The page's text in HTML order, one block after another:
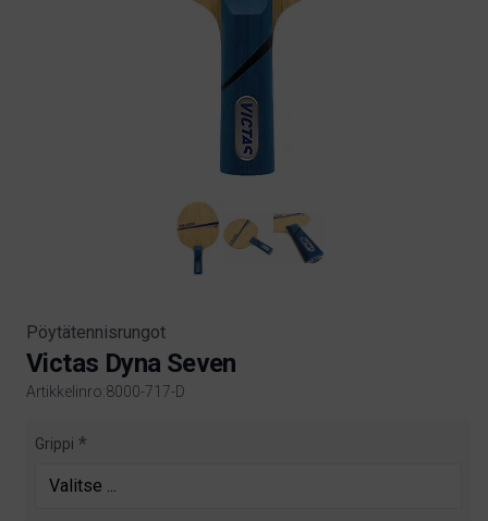
Pöytätennisrungot
Victas Dyna Seven
Artikkelinro:8000-717-D
Product information
Grippi